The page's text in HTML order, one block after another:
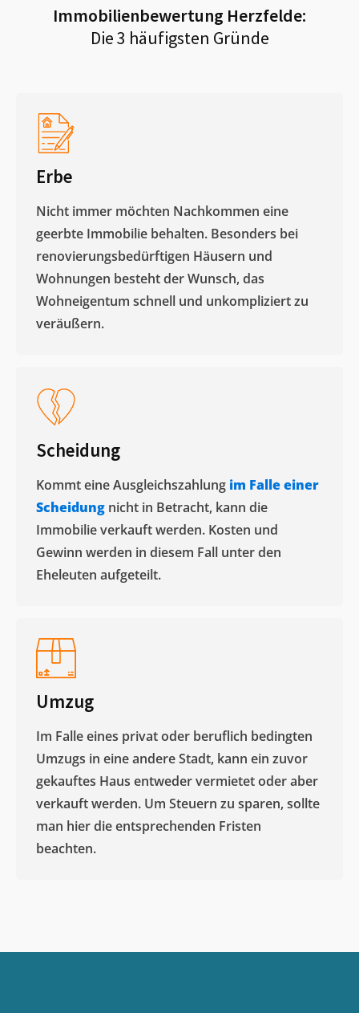
Immobilienbewertung Herzfelde:
Die 3 häufigsten Gründe
Erbe
Nicht immer möchten Nachkommen eine
geerbte Immobilie behalten. Besonders bei
renovierungsbedürftigen Häusern und
Wohnungen besteht der Wunsch, das
Wohneigentum schnell und unkompliziert zu
veräußern. ​
Scheidung
Kommt eine Ausgleichszahlung im Falle einer
Scheidung nicht in Betracht, kann die
Immobilie verkauft werden. Kosten und
Gewinn werden in diesem Fall unter den
Eheleuten aufgeteilt.​
Umzug
Im Falle eines privat oder beruflich bedingten
Umzugs in eine andere Stadt, kann ein zuvor
gekauftes Haus entweder vermietet oder aber
verkauft werden. Um Steuern zu sparen, sollte
man hier die entsprechenden Fristen
beachten.